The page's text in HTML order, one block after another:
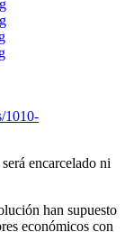
1010-
encarcelado ni
han supuesto
económicos con